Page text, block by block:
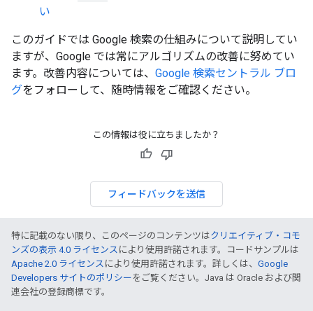
い
このガイドでは Google 検索の仕組みについて説明してい
ますが、Google では常にアルゴリズムの改善に努めてい
ます。改善内容については、 Google 検索セントラル ブロ
グをフォローして、随時情報をご確認ください。
この情報は役に立ちましたか？
フィードバックを送信
特に記載のない限り、このページのコンテンツはクリエイティブ・コモ
ンズの表示 4.0 ライセンス により使用許諾されます。コードサンプルは
Apache 2.0 ライセンス により使用許諾されます。詳しくは、 Google
Developers サイトのポリシー をご覧ください。Java は Oracle および関
連会社の登録商標です。